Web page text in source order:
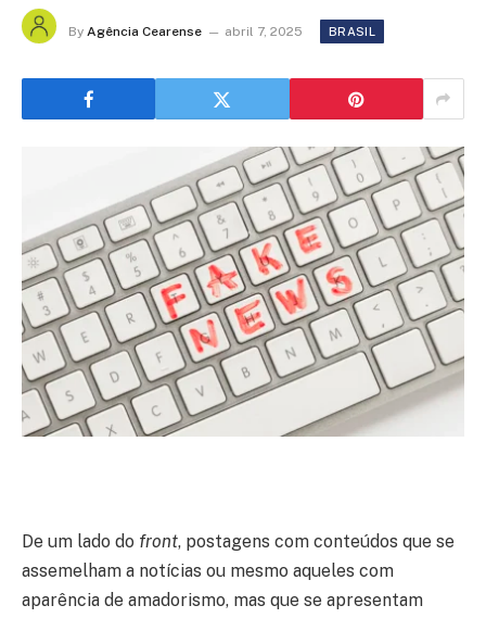
By Agência Cearense abril 7, 2025 BRASIL
De um lado do front, postagens com conteúdos que se
assemelham a notícias ou mesmo aqueles com
aparência de amadorismo, mas que se apresentam